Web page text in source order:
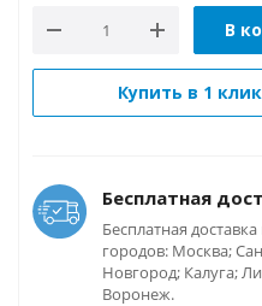
В
Купить в 1 клик
Бесплатная
Бесплатная
городов: Москва;
Новгород; Калуга;
Воронеж.